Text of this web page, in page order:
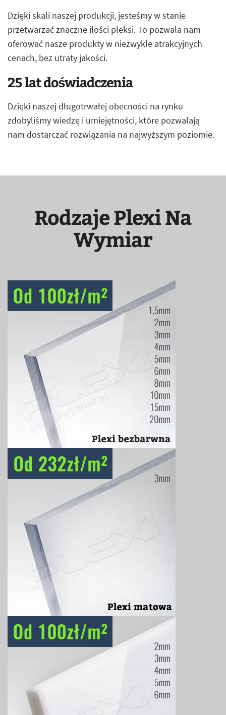
Dzięki skali naszej produkcji, jesteśmy w stanie
przetwarzać znaczne ilości pleksi. To pozwala nam
oferować nasze produkty w niezwykle atrakcyjnych
cenach, bez utraty jakości.
25 lat doświadczenia
Dzięki naszej długotrwałej obecności na rynku
zdobyliśmy wiedzę i umiejętności, które pozwalają
nam dostarczać rozwiązania na najwyższym poziomie.
Rodzaje Plexi Na
Wymiar